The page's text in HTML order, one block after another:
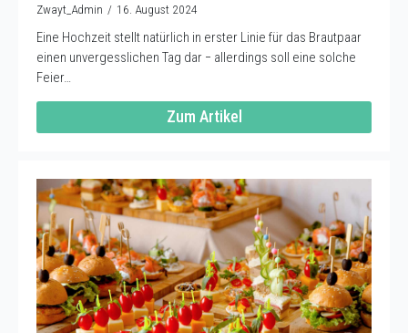
Zwayt_Admin 16. August 2024
Eine Hochzeit stellt natürlich in erster Linie für das Brautpaar
einen unvergesslichen Tag dar − allerdings soll eine solche
Feier…
Zum Artikel